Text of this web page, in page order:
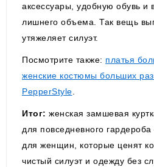
аксессуары, удобную обувь и
лишнего объема. Так вещь
утяжеляет силуэт.
Посмотрите также: платья
женские костюмы больших
PepperStyle
Итог: женская замшевая
для повседневного
для женщин, которые ценят
чистый силуэт и одежду без